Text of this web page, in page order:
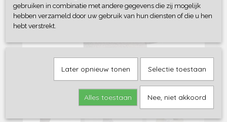
gebruiken in combinatie met andere gegevens die zij mogelijk
hebben verzameld door uw gebruik van hun diensten of die u hen
hebt verstrekt.
Later opnieuw tonen Selectie toestaan
Alles toestaan Nee, niet akkoord